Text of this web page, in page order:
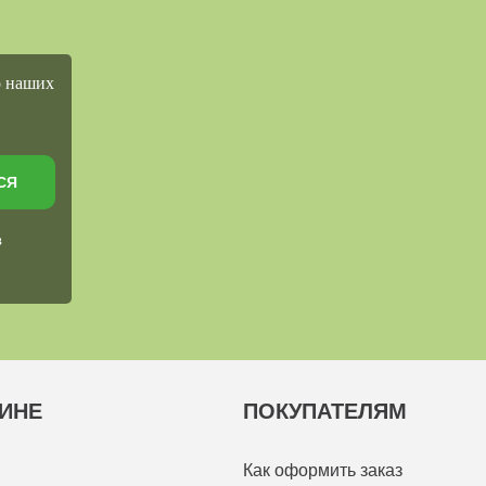
наших
ПОКУПАТЕЛЯМ
Как оформить заказ